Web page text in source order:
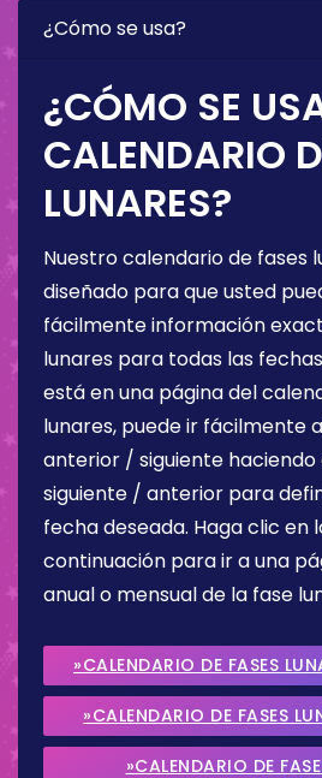
¿Cómo se usa?
¿CÓMO SE
CALENDARIO
LUNARES?
Nuestro calendario de fases
diseñado para que usted
fácilmente información
lunares para todas las
está en una página del
lunares, puede ir fácilmente
anterior / siguiente
siguiente / anterior para
fecha deseada. Haga clic en
continuación para ir a una
anual o mensual de la fase
»CALENDARIO DE FASES
»CALENDARIO DE FASES
2026
»CALENDARIO DE